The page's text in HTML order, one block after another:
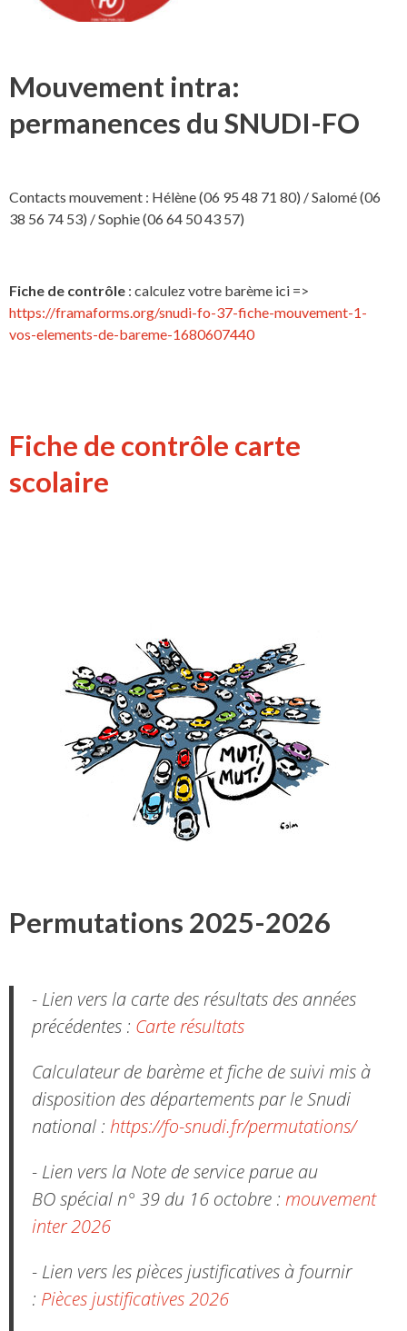
Mouvement intra:
permanences du SNUDI-FO
Contacts mouvement : Hélène (06 95 48 71 80) / Salomé (06
38 56 74 53) / Sophie (06 64 50 43 57)
Fiche de contrôle : calculez votre barème ici =>
https://framaforms.org/snudi-fo-37-fiche-mouvement-1-
vos-elements-de-bareme-1680607440
Fiche de contrôle carte
scolaire
Permutations 2025-2026
- Lien vers la carte des résultats des années
précédentes : Carte résultats
Calculateur de barème et fiche de suivi mis à
disposition des départements par le Snudi
national : https://fo-snudi.fr/permutations/
- Lien vers la Note de service parue au
BO spécial n° 39 du 16 octobre : mouvement
inter 2026
- Lien vers les pièces justificatives à fournir
: Pièces justificatives 2026